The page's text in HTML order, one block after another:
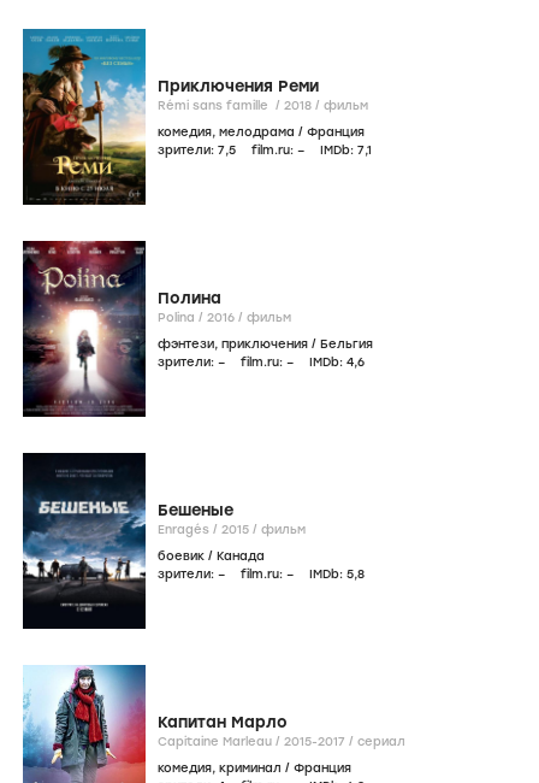
Приключения Реми
Rémi sans famille / 2018 / фильм
комедия, мелодрама / Франция
зрители: 7,5 film.ru: – IMDb: 7,1
Полина
Polina / 2016 / фильм
фэнтези, приключения / Бельгия
зрители: – film.ru: – IMDb: 4,6
Бешеные
Enragés / 2015 / фильм
боевик / Канада
зрители: – film.ru: – IMDb: 5,8
Капитан Марло
Capitaine Marleau / 2015-2017 / сериал
комедия, криминал / Франция